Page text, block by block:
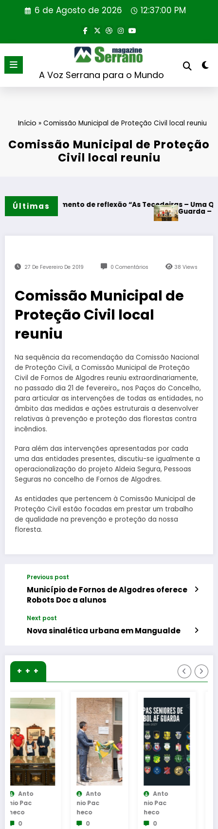
6 de Agosto de 2026 12:37:00 PM
A Voz Serrana para o Mundo
Início » Comissão Municipal de Proteção Civil local reuniu
Comissão Municipal de Proteção
Civil local reuniu
Últimas
– Momento de reflexão “As Tecedeiras – Uma Questão de
Guarda –
27 De Fevereiro De 2019 0 Comentários 38Views
Comissão Municipal de
Proteção Civil local
reuniu
Na sequência da recomendação da Comissão Nacional
de Proteção Civil, a Comissão Municipal de Proteção
Civil de Fornos de Algodres reuniu extraordinariamente,
no passado dia 21 de fevereiro,, nos Paços do Concelho,
para articular as intervenções de todas as entidades, no
âmbito das medidas e ações estruturais a desenvolver
relativas à prevenção e proteção das florestas contra
incêndios.
Para além das intervenções apresentadas por cada
uma das entidades presentes, discutiu-se igualmente a
operacionalização do projeto Aldeia Segura, Pessoas
Seguras no concelho de Fornos de Algodres.
As entidades que pertencem à Comissão Municipal de
Proteção Civil estão focadas em prestar um trabalho
de qualidade na prevenção e proteção da nossa
floresta.
Previous post
Município de Fornos de Algodres oferece
Robots Doc a alunos
Next post
Nova sinalética urbana em Mangualde
+ + +